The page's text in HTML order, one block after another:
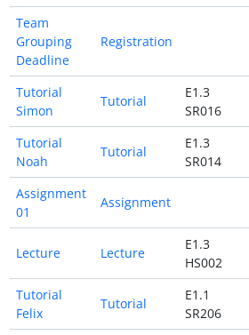
Team
Grouping
Deadline
Registration
Tutorial
Simon
Tutorial
E1.3
SR016
Tutorial
Noah
Tutorial
E1.3
SR014
Assignment
01
Assignment
Lecture Lecture
E1.3
HS002
Tutorial
Felix
Tutorial
E1.1
SR206